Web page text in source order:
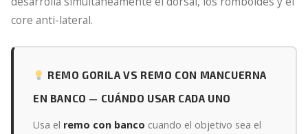
core anti-lateral.
REMO GORILA VS REMO CON MANCUERNA
EN BANCO — CUÁNDO USAR CADA UNO
Usa el remo con banco cuando el objetivo sea el